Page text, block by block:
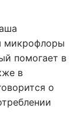
микрофлоры
помогает в
в
о